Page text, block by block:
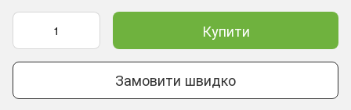
Купити
Замовити швидко